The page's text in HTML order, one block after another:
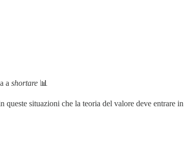
a shortare 📊
situazioni che la teoria del valore deve entrare in